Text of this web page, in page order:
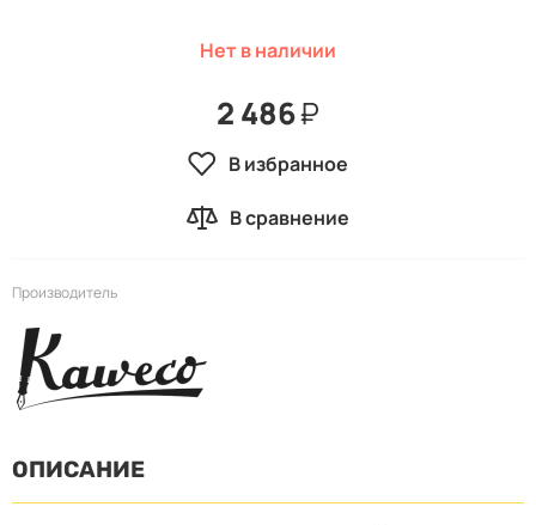
Нет в наличии
2 486₽
В избранное
В сравнение
Производитель
ОПИСАНИЕ